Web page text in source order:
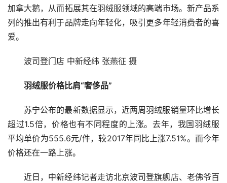
加拿大鹅，从而拓展其在羽绒服领域的高端市场。新产品系
列的推出有利于品牌走向年轻化，吸引更多年轻消费者的喜
爱。
波司登门店 中新经纬 张燕征 摄
羽绒服价格比肩“奢侈品”
苏宁公布的最新数据显示，近两周羽绒服销量环比增长
超过1.5倍，价格也有不同程度的上涨。去年，我国羽绒服
平均单价为555.6元/件，较2017年同比上涨7.51%。而今年
价格还在一路上涨。
近日，中新经纬记者走访北京波司登旗舰店、老佛爷百